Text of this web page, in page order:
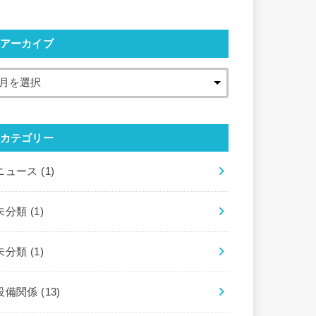
アーカイブ
カテゴリー
ュース (1)
分類 (1)
分類 (1)
備関係 (13)